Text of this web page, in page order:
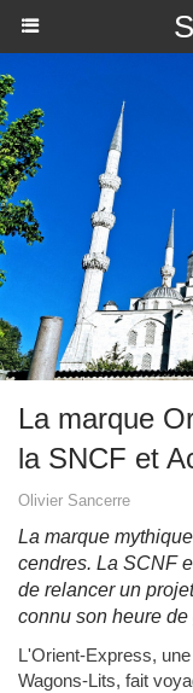
La marque
la SNCF et
Olivier Sancerre
La marque
cendres. La SCNF
de relancer un
connu son heure
L'Orient-Express,
Wagons-Lits, fait